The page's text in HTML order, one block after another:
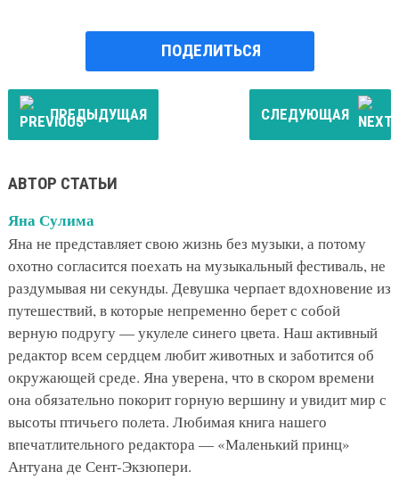
ПОДЕЛИТЬСЯ
ПРЕДЫДУЩАЯ СЛЕДУЮЩАЯ
АВТОР СТАТЬИ
Яна Сулима
Яна не представляет свою жизнь без музыки, а потому
охотно согласится поехать на музыкальный фестиваль, не
раздумывая ни секунды. Девушка черпает вдохновение из
путешествий, в которые непременно берет с собой
верную подругу — укулеле синего цвета. Наш активный
редактор всем сердцем любит животных и заботится об
окружающей среде. Яна уверена, что в скором времени
она обязательно покорит горную вершину и увидит мир с
высоты птичьего полета. Любимая книга нашего
впечатлительного редактора — «Маленький принц»
Антуана де Сент-Экзюпери.